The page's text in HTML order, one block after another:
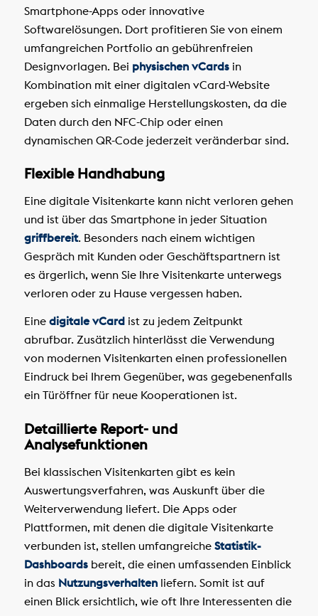
Smartphone-Apps oder innovative
Softwarelösungen. Dort profitieren Sie von einem
umfangreichen Portfolio an gebührenfreien
Designvorlagen. Bei physischen vCardsin
Kombination mit einer digitalen vCard-Website
ergeben sich einmalige Herstellungskosten, da die
Daten durch den NFC-Chip oder einen
dynamischen QR-Code jederzeit veränderbar sind.
Flexible Handhabung
Eine digitale Visitenkarte kann nicht verloren gehen
und ist über das Smartphone in jeder Situation
griffbereit. Besonders nach einem wichtigen
Gespräch mit Kunden oder Geschäftspartnern ist
es ärgerlich, wenn Sie Ihre Visitenkarte unterwegs
verloren oder zu Hause vergessen haben.
Eine digitale vCardist zu jedem Zeitpunkt
abrufbar. Zusätzlich hinterlässt die Verwendung
von modernen Visitenkarten einen professionellen
Eindruck bei Ihrem Gegenüber, was gegebenenfalls
ein Türöffner für neue Kooperationen ist.
Detaillierte Report- und
Analysefunktionen
Bei klassischen Visitenkarten gibt es kein
Auswertungsverfahren, was Auskunft über die
Weiterverwendung liefert. Die Apps oder
Plattformen, mit denen die digitale Visitenkarte
verbunden ist, stellen umfangreiche Statistik-
Dashboardsbereit, die einen umfassenden Einblick
in das Nutzungsverhaltenliefern. Somit ist auf
einen Blick ersichtlich, wie oft Ihre Interessenten die